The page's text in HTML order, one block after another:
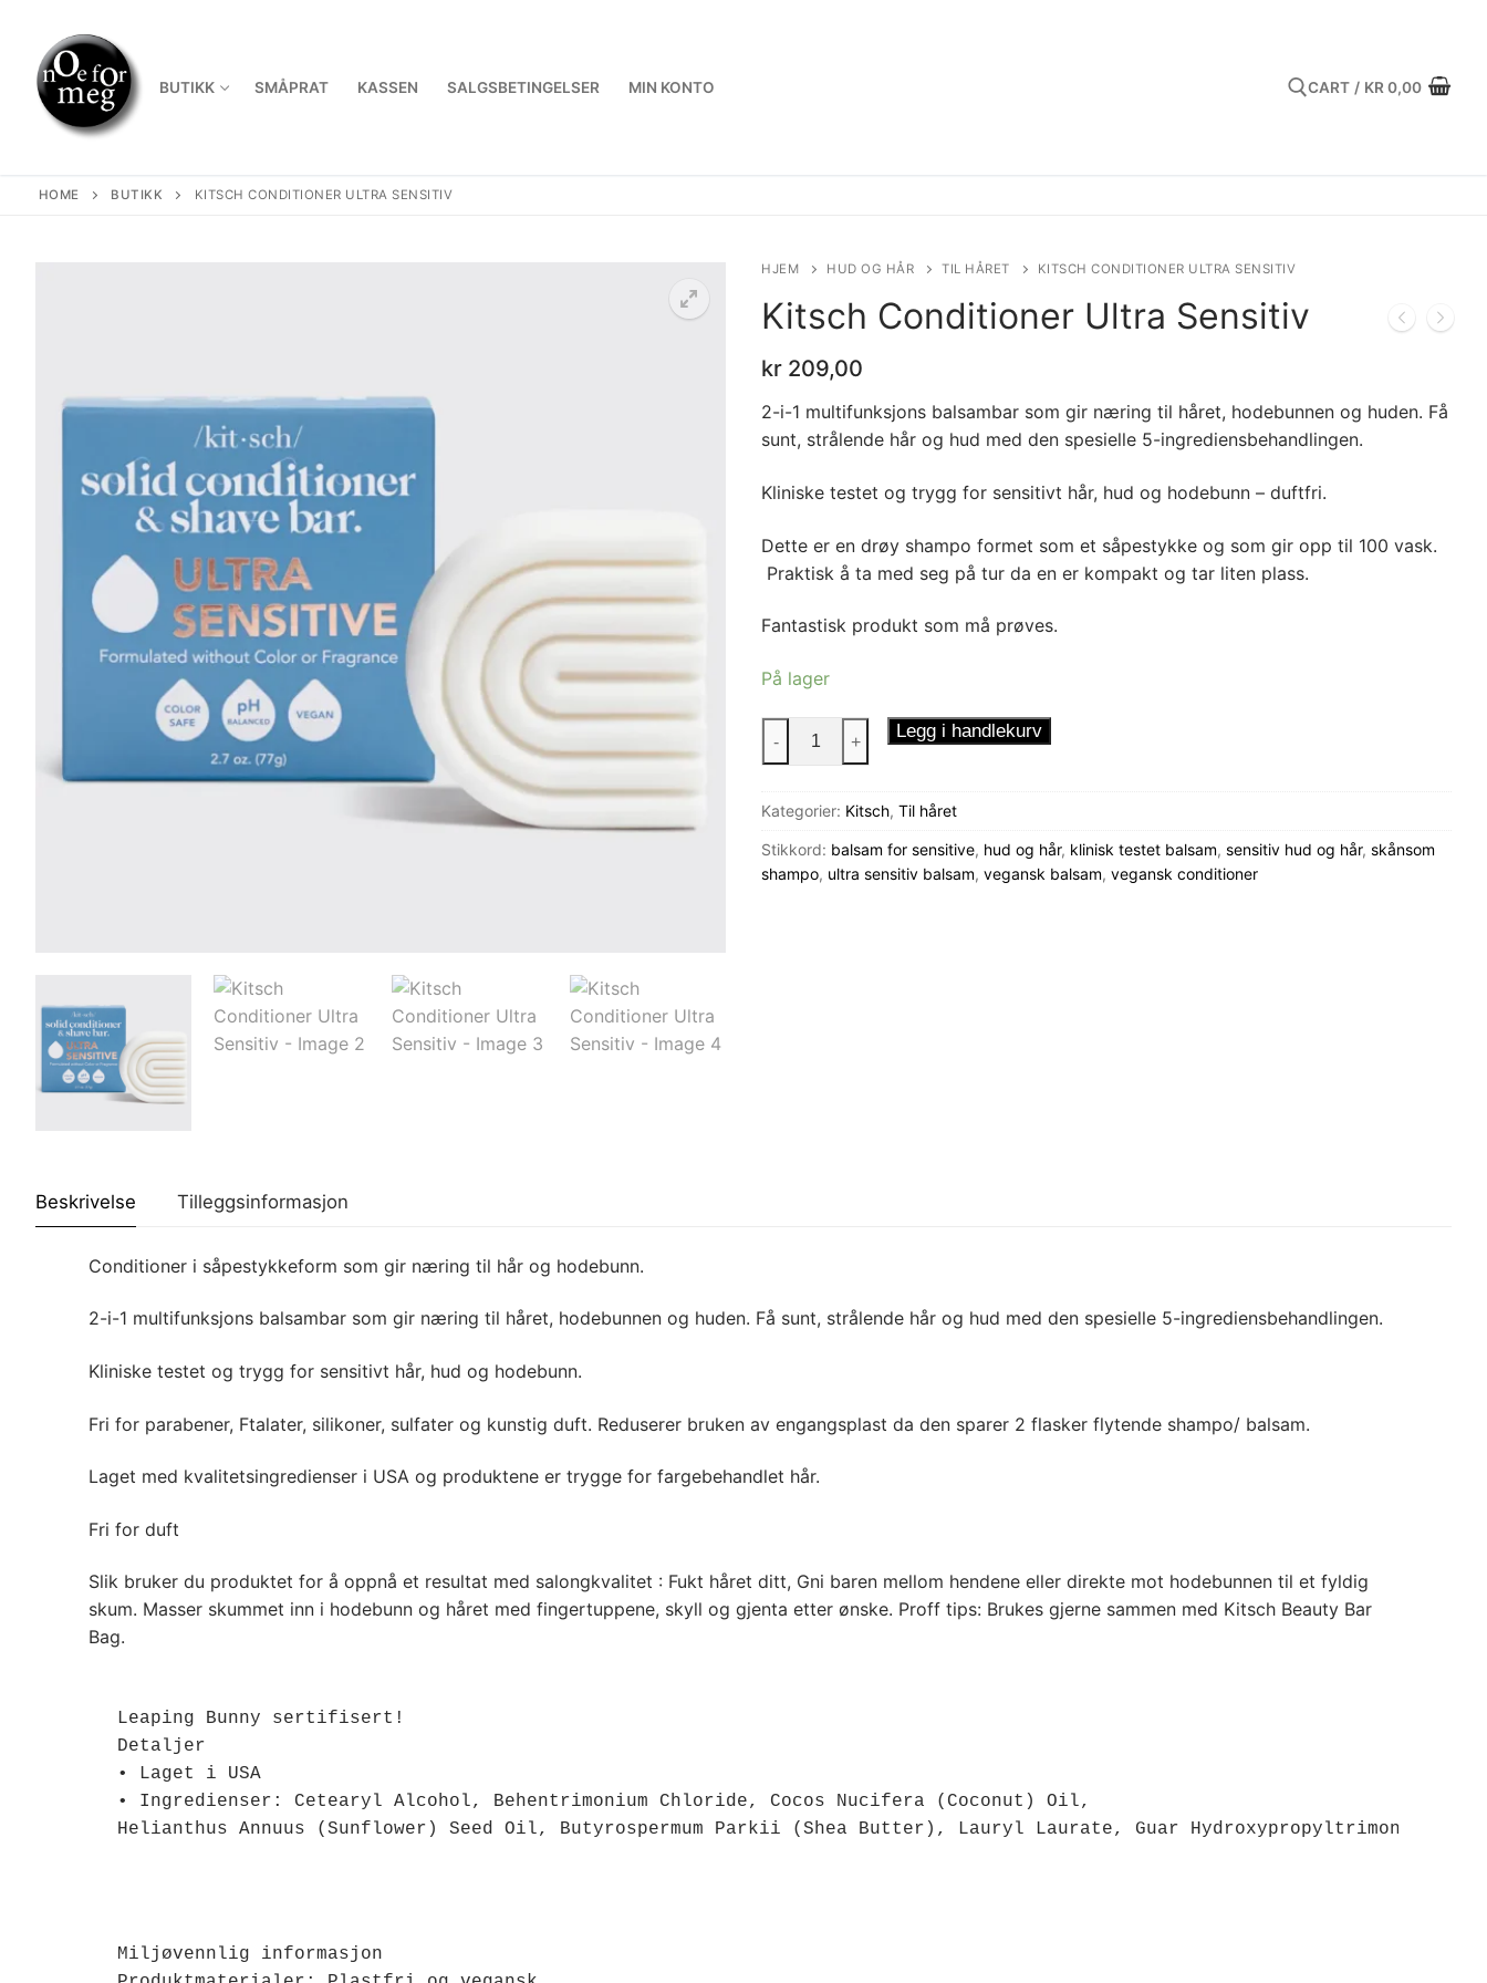
content
BUTIKK SMÅPRAT KASSEN SALGSBETINGELSER MIN KONTO CART / KR 0,00
HOME BUTIKK KITSCH CONDITIONER ULTRA SENSITIV
HJEM HUD OG HÅR TIL HÅRET KITSCH CONDITIONER ULTRA SENSITIV
Kitsch Conditioner Ultra Sensitiv
kr 209,00
2-i-1 multifunksjons balsambar som gir næring til håret, hodebunnen og huden. Få
sunt, strålende hår og hud med den spesielle 5-ingrediensbehandlingen.
Kliniske testet og trygg for sensitivt hår, hud og hodebunn – duftfri.
Dette er en drøy shampo formet som et såpestykke og som gir opp til 100 vask.
Praktisk å ta med seg på tur da en er kompakt og tar liten plass.
Fantastisk produkt som må prøves.
På lager
Conditioner
Sensitiv
antall
- + Legg i handlekurv
Kategorier: Kitsch, Til håret
Stikkord: balsam for sensitive, hud og hår, klinisk testet balsam, sensitiv hud og hår, skånsom
shampo, ultra sensitiv balsam, vegansk balsam, vegansk conditioner
Beskrivelse Tilleggsinformasjon
Conditioner i såpestykkeform som gir næring til hår og hodebunn.
2-i-1 multifunksjons balsambar som gir næring til håret, hodebunnen og huden. Få sunt, strålende hår og hud med den spesielle 5-ingrediensbehandlingen.
Kliniske testet og trygg for sensitivt hår, hud og hodebunn.
Fri for parabener, Ftalater, silikoner, sulfater og kunstig duft. Reduserer bruken av engangsplast da den sparer 2 flasker flytende shampo/ balsam.
Laget med kvalitetsingredienser i USA og produktene er trygge for fargebehandlet hår.
Fri for duft
Slik bruker du produktet for å oppnå et resultat med salongkvalitet : Fukt håret ditt, Gni baren mellom hendene eller direkte mot hodebunnen til et fyldig
skum. Masser skummet inn i hodebunn og håret med fingertuppene, skyll og gjenta etter ønske. Proff tips: Brukes gjerne sammen med Kitsch Beauty Bar
Bag.
Leaping Bunny sertifisert!
Detaljer
• Laget i USA
• Ingredienser: Cetearyl Alcohol, Behentrimonium Chloride, Cocos Nucifera (Coconut) Oil,
Helianthus Annuus (Sunflower) Seed Oil, Butyrospermum Parkii (Shea Butter), Lauryl Laurate, Guar Hydroxypropyltrimonium
Miljøvennlig informasjon